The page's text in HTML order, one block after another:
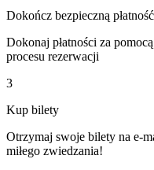
Dokończ bezpieczną płatność
Dokonaj płatności za
procesu rezerwacji
3
Kup bilety
Otrzymaj swoje bilety na e-
miłego zwiedzania!